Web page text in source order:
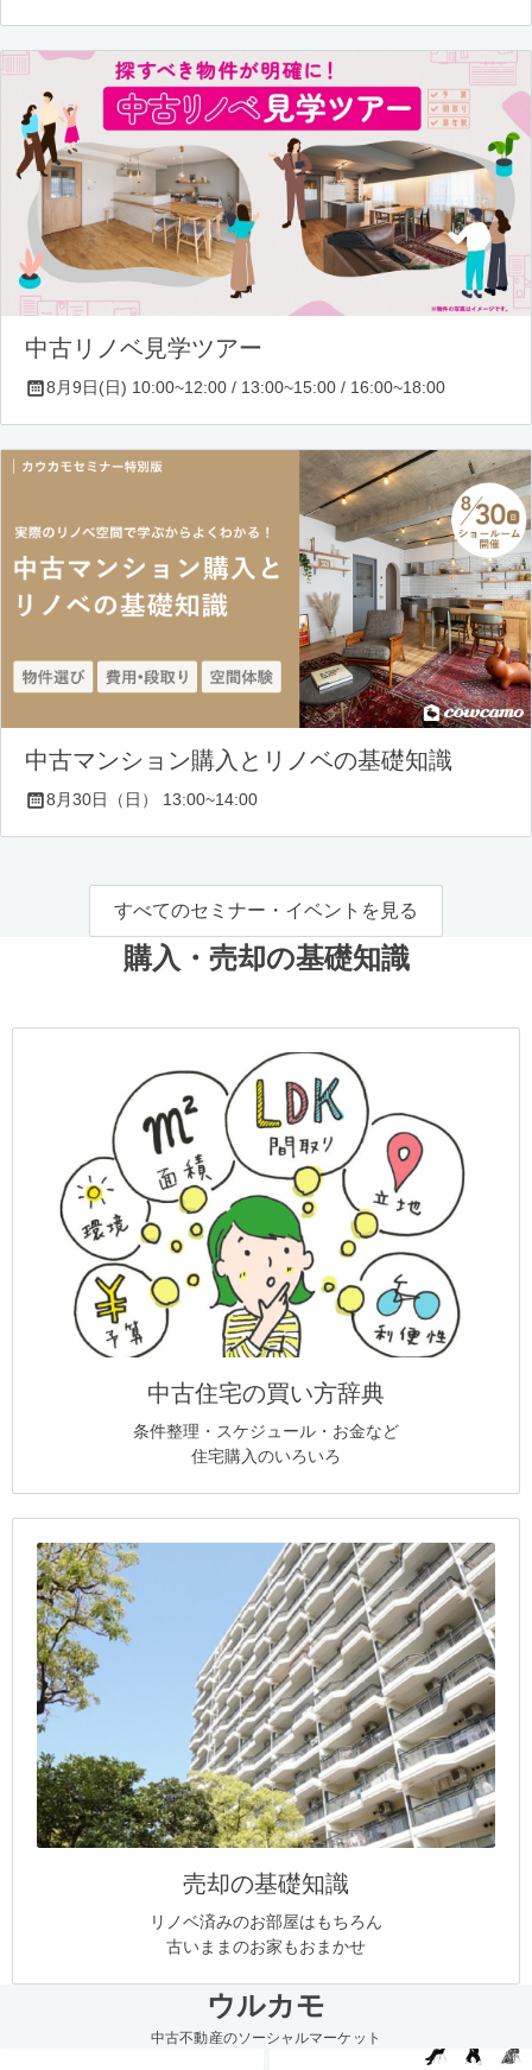
中古リノベ見学ツアー
8月9日(日) 10:00~12:00 / 13:00~15:00 / 16:00~18:00
中古マンション購入とリノベの基礎知識
8月30日（日） 13:00~14:00
すべてのセミナー・イベントを見る
購入・売却の基礎知識
中古住宅の買い方辞典
条件整理・スケジュール・お金など
住宅購入のいろいろ
売却の基礎知識
リノベ済みのお部屋はもちろん
古いままのお家もおまかせ
ウルカモ
中古不動産のソーシャルマーケット